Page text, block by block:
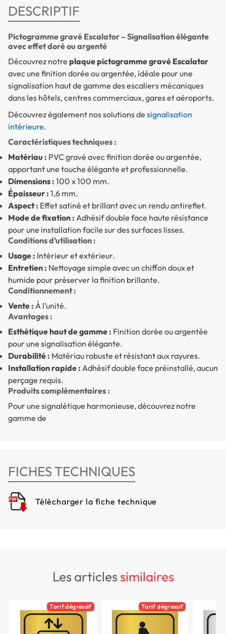
DESCRIPTIF
Pictogramme gravé Escalator – Signalisation élégante
avec effet doré ou argenté
Découvrez notre plaque pictogramme gravé Escalator
avec une finition dorée ou argentée, idéale pour une
signalisation haut de gamme des escaliers mécaniques
dans les hôtels, centres commerciaux, gares et aéroports.
Découvrez également nos solutions de signalisation
intérieure.
Caractéristiques techniques :
Matériau : PVC gravé avec finition dorée ou argentée,
apportant une touche élégante et professionnelle.
Dimensions : 100 x 100 mm.
Épaisseur : 1,6 mm.
Aspect : Effet satiné et brillant avec un rendu antireflet.
Mode de fixation : Adhésif double face haute résistance
pour une installation facile sur des surfaces lisses.
Conditions d’utilisation :
Usage : Intérieur et extérieur.
Entretien : Nettoyage simple avec un chiffon doux et
humide pour préserver la finition brillante.
Conditionnement :
Vente : À l’unité.
Avantages :
Esthétique haut de gamme : Finition dorée ou argentée
pour une signalisation élégante.
Durabilité : Matériau robuste et résistant aux rayures.
Installation rapide : Adhésif double face préinstallé, aucun
perçage requis.
Produits complémentaires :
Pour une signalétique harmonieuse, découvrez notre
gamme de
FICHES TECHNIQUES
Télècharger la fiche technique
les articlessimilaires
Tarif dégressif Tarif dégressif